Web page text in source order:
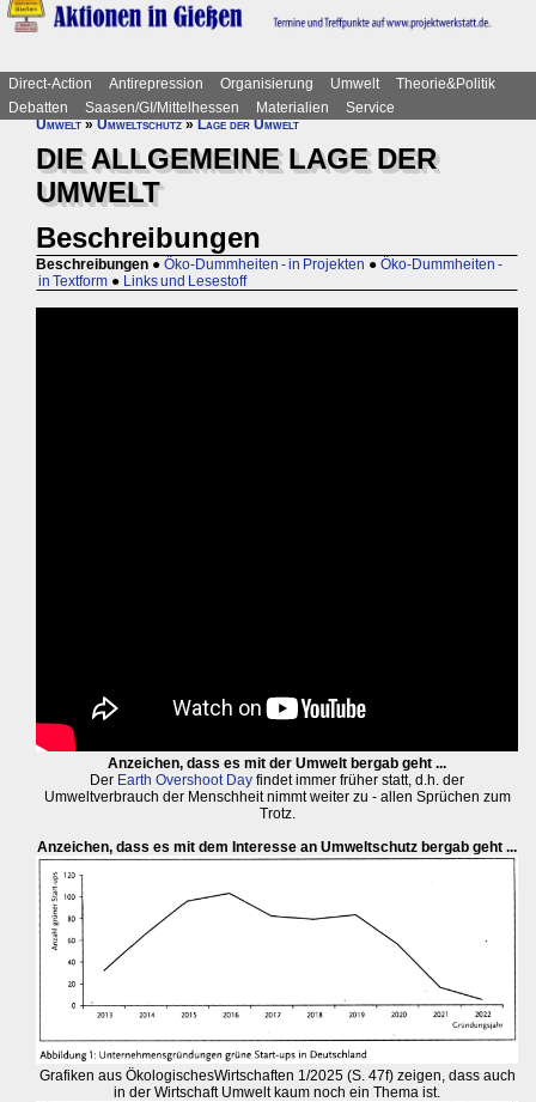
Direct-Action Antirepression Organisierung Umwelt
Theorie&Politik
Debatten
Saasen/GI/Mittelhessen Materialien
Service
Umwelt»Umweltschutz»Lage der Umwelt
DIE ALLGEMEINE LAGE DER
UMWELT
Beschreibungen
Beschreibungen ● Öko-Dummheiten - in Projekten ● Öko-Dummheiten -
in Textform ● Links und Lesestoff
Anzeichen, dass es mit der Umwelt bergab geht ...
Der Earth Overshoot Day findet immer früher statt, d.h. der
Umweltverbrauch der Menschheit nimmt weiter zu - allen Sprüchen zum
Trotz.
Anzeichen, dass es mit dem Interesse an Umweltschutz bergab geht ...
Grafiken aus ÖkologischesWirtschaften 1/2025 (S. 47f) zeigen, dass auch
in der Wirtschaft Umwelt kaum noch ein Thema ist.